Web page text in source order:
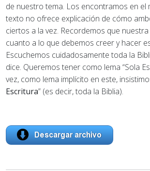
de nuestro tema. Los encontramos en el
texto no ofrece explicación de cómo
ciertos a la vez. Recordemos que
cuanto a lo que debemos creer y hacer
Escuchemos cuidadosamente toda la
dice. Queremos tener como lema “Sola
vez, como lema implícito en este,
Escritura” (es decir, toda la Biblia).